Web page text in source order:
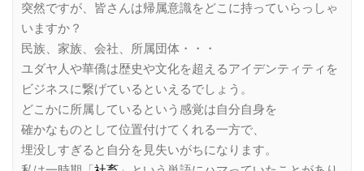
突然ですが、皆さんは帰属意識をどこに持っていらっしゃ
いますか？
民族、家族、会社、所属団体・・・
ユダヤ人や華僑は歴史や文化を超えるアイデンティティを
ビジネスに繋げているといえるでしょう。
どこかに所属しているという感覚は自分自身を
確かなものとして位置付けてくれる一方で、
埋没しすぎると自分を見失いがちになります。